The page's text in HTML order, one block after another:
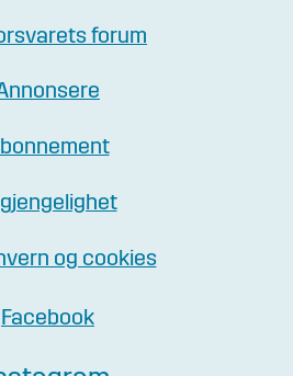
forum
og cookies
Facebook